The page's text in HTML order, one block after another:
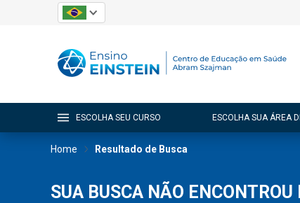
ESCOLHA SEU CURSO ESCOLHA SUA ÁREA
Home Resultado de Busca
SUA BUSCA NÃO